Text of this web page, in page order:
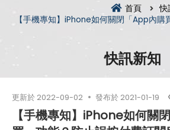
首頁 快
【手機專知】iPhone如何關閉「App內
快訊新知
更新於 2022-09-02 發布於 2021-01-19
【手機專知】iPhone如何關